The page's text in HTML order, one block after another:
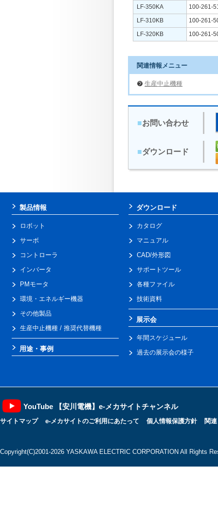
LF-350KA
100-261-
LF-310KB
100-261-
LF-320KB
100-261-
関連情報メニュー
生産中止機種
■お問い合わせ
■ダウンロード
製品情報
ロボット
サーボ
コントローラ
インバータ
PMモータ
環境・エネルギー機器
その他製品
生産中止機種 / 推奨代替機種
用途・事例
ダウンロード
カタログ
マニュアル
CAD/外形図
サポートツール
各種ファイル
技術資料
展示会
年間スケジュール
過去の展示会の様子
YouTube 【安川電機】e-メカサイトチャンネル
サイトマップ e-メカサイトのご利用にあたって 個人情報保護方針 関
Copyright(C)2001‐2026 YASKAWA ELECTRIC CORPORATION All Rights